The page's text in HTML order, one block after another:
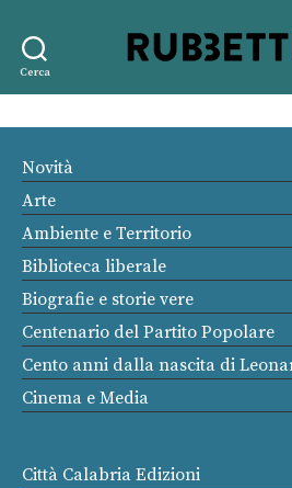
Cerca
Novità
Arte
Ambiente e Territorio
Biblioteca liberale
Biografie e storie vere
Centenario del Partito Popolare
Cento anni dalla nascita di
Cinema e Media
Città Calabria Edizioni